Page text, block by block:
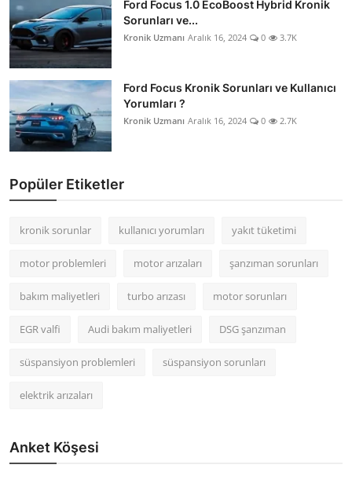
Ford Focus 1.0 EcoBoost Hybrid Kronik
Sorunları ve...
Kronik Uzmanı Aralık 16, 2024 0 3.7K
Ford Focus Kronik Sorunları ve Kullanıcı
Yorumları ?
Kronik Uzmanı Aralık 16, 2024 0 2.7K
Popüler Etiketler
kronik sorunlar kullanıcı yorumları yakıt tüketimi
motor problemleri motor arızaları şanzıman sorunları
bakım maliyetleri turbo arızası motor sorunları
EGR valfi Audi bakım maliyetleri DSG şanzıman
süspansiyon problemleri süspansiyon sorunları
elektrik arızaları
Anket Köşesi